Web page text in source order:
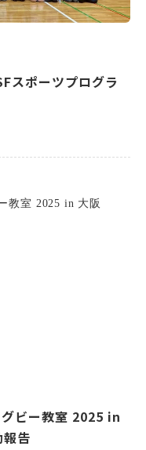
スポーツプログラ
ビー教室 2025 in
告